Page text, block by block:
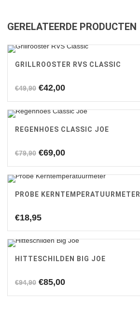
GERELATEERDE PRODUCTEN
GRILLROOSTER RVS CLASSIC
€49,90 Oorspronkelijke
was:
€42,00Huidige
is:
REGENHOES CLASSIC JOE
€79,90 Oorspronkelijke
was:
€69,00Huidige
is:
PROBE KERNTEMPERATUURMETER
€18,95
HITTESCHILDEN BIG JOE
€94,90 Oorspronkelijke
€85,00Huidige